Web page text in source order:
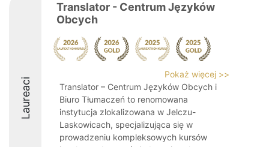
Laureaci
Translator - Centrum Języków
Obcych
Pokaż więcej >>
Translator – Centrum Języków Obcych i
Biuro Tłumaczeń to renomowana
instytucja zlokalizowana w Jelczu-
Laskowicach, specjalizująca się w
prowadzeniu kompleksowych kursów